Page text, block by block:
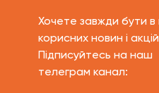
Хочете завжди бути в
корисних новин і
Підписуйтесь на наш
телеграм канал: